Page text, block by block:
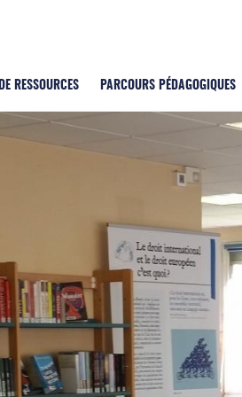
RESSOURCES PARCOURS PÉDAGOGIQUES